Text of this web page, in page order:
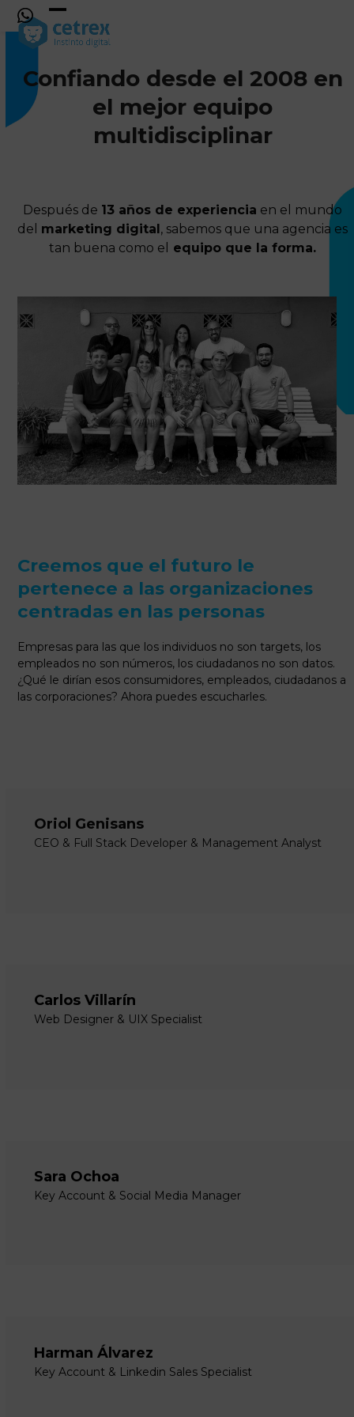
Skip
content
Open
mobile
menu
Close
mobile
menu
Confiando desde el 2008en
el mejor equipo
multidisciplinar
Después de 13 años de experiencia en el mundo
del marketing digital , sabemos que una agencia es
tan buena como el
equipo que la forma.
CONOCE AL EQUIPO
Creemos que el futuro le
pertenece a las organizaciones
centradas en las personas
Empresas para las que los individuos no son targets, los
empleados no son números, los ciudadanos no son datos.
¿Qué le dirían esos consumidores, empleados, ciudadanos a
las corporaciones? Ahora puedes escucharles.
Oriol Genisans
CEO & Full Stack Developer & Management Analyst
Carlos Villarín
Web Designer & UIX Specialist
Sara Ochoa
Key Account & Social Media Manager
Harman Álvarez
Key Account & Linkedin Sales Specialist